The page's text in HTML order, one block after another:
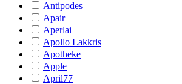
Antipodes
Apair
Aperlai
Apollo Lakkris
Apotheke
Apple
April77